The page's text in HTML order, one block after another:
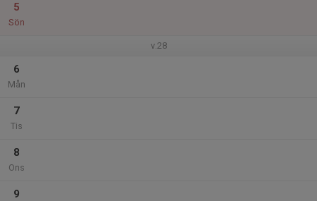
5
Sön
v.28
6
Mån
7
Tis
8
Ons
9